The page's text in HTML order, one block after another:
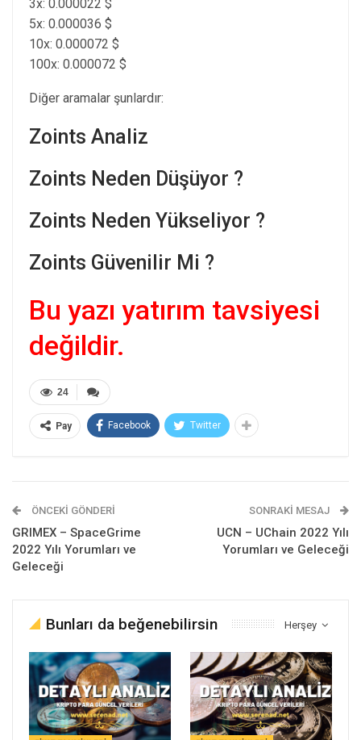
3x: 0.000022 $
5x: 0.000036 $
10x: 0.000072 $
100x: 0.000072 $
Diğer aramalar şunlardır:
Zoints Analiz
Zoints Neden Düşüyor ?
Zoints Neden Yükseliyor ?
Zoints Güvenilir Mi ?
Bu yazı yatırım tavsiyesi
değildir.
24
Pay Facebook Twitter
ÖNCEKI GÖNDERI
GRIMEX – SpaceGrime
2022 Yılı Yorumları ve
Geleceği
SONRAKI MESAJ
UCN – UChain 2022 Yılı
Yorumları ve Geleceği
Herşey
Bunları da beğenebilirsin